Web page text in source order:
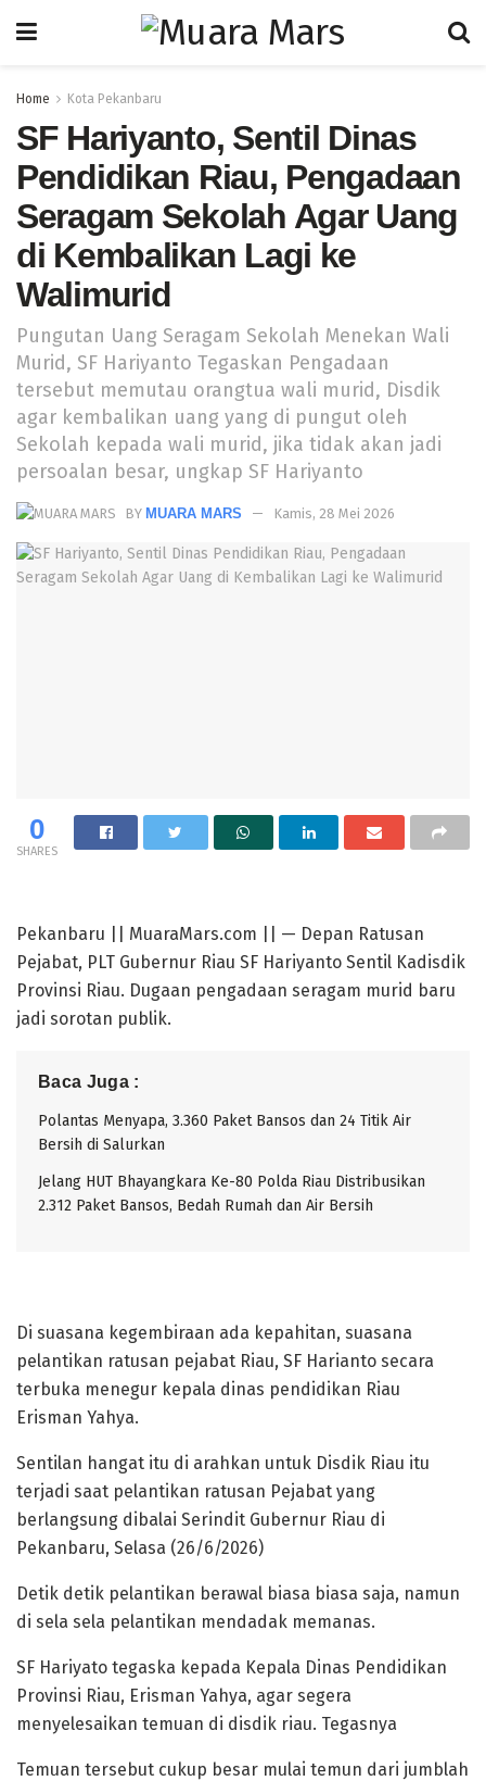
Home Kota Pekanbaru
SF Hariyanto, Sentil Dinas
Pendidikan Riau, Pengadaan
Seragam Sekolah Agar Uang
di Kembalikan Lagi ke
Walimurid
Pungutan Uang Seragam Sekolah Menekan Wali
Murid, SF Hariyanto Tegaskan Pengadaan
tersebut memutau orangtua wali murid, Disdik
agar kembalikan uang yang di pungut oleh
Sekolah kepada wali murid, jika tidak akan jadi
persoalan besar, ungkap SF Hariyanto
BY MUARA MARS Kamis, 28 Mei 2026
0
SHARES
Pekanbaru || MuaraMars.com || — Depan Ratusan
Pejabat, PLT Gubernur Riau SF Hariyanto Sentil Kadisdik
Provinsi Riau. Dugaan pengadaan seragam murid baru
jadi sorotan publik.
Baca Juga :
Polantas Menyapa, 3.360 Paket Bansos dan 24 Titik Air
Bersih di Salurkan
Jelang HUT Bhayangkara Ke-80 Polda Riau Distribusikan
2.312 Paket Bansos, Bedah Rumah dan Air Bersih
Di suasana kegembiraan ada kepahitan, suasana
pelantikan ratusan pejabat Riau, SF Harianto secara
terbuka menegur kepala dinas pendidikan Riau
Erisman Yahya.
Sentilan hangat itu di arahkan untuk Disdik Riau itu
terjadi saat pelantikan ratusan Pejabat yang
berlangsung dibalai Serindit Gubernur Riau di
Pekanbaru, Selasa (26/6/2026)
Detik detik pelantikan berawal biasa biasa saja, namun
di sela sela pelantikan mendadak memanas.
SF Hariyato tegaska kepada Kepala Dinas Pendidikan
Provinsi Riau, Erisman Yahya, agar segera
menyelesaikan temuan di disdik riau. Tegasnya
Temuan tersebut cukup besar mulai temun dari jumblah